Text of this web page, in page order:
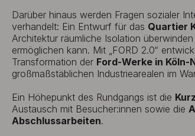
Darüber hinaus werden Fragen sozialer
verhandelt: Ein Entwurf für das Quartier
Architektur räumliche Isolation
ermöglichen kann. Mit „FORD 2.0“
Transformation der Ford-Werke in Köln-
großmaßstäblichen Industriearealen im
Ein Höhepunkt des Rundgangs ist die
Austausch mit Besucher:innen sowie die
Abschlussarbeiten.